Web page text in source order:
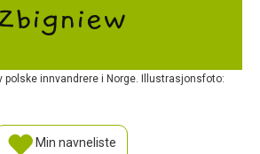
polske innvandrere i Norge. Illustrasjonsfoto:
Min navneliste